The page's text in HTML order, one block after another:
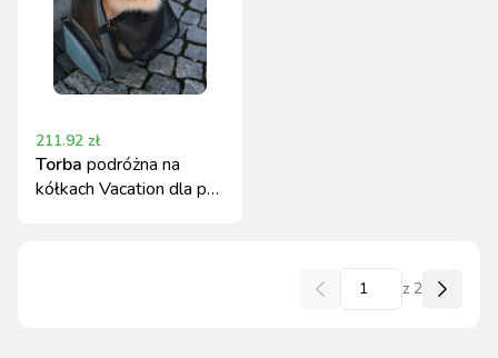
211.92 zł
Torba podróżna na
kółkach Vacation dla psa
z 2